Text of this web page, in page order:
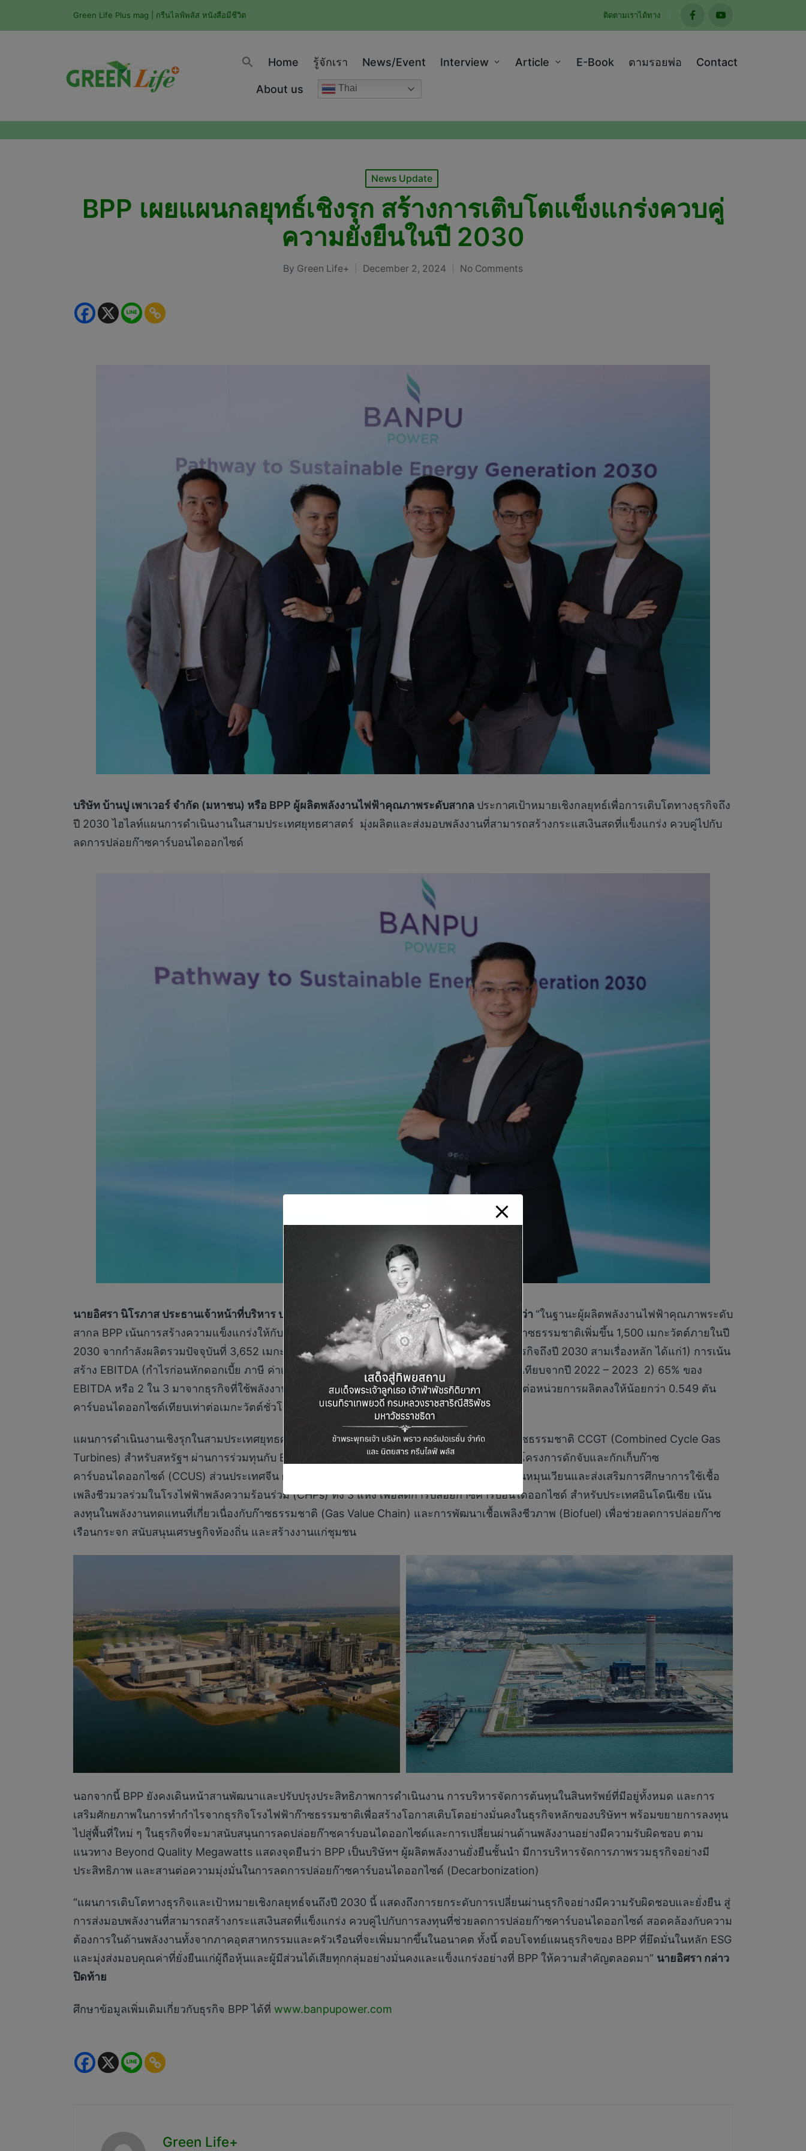
Green Life Plus mag | กรีนไลฟ์พลัส หนังสือมีชีวิต ติดตามเราได้ทาง
facebookyoutube
Home รู้จักเรา News/Event Interview Article E-Book ตามรอยพ่อ Contact
About us Thai
Posted
News Update
BPP เผยแผนกลยุทธ์เชิงรุก สร้างการเติบโตแข็งแกร่งควบคู่
ความยั่งยืนในปี 2030
Posted
By Green Life+ December 2, 2024 No Comments
บริษัท บ้านปู เพาเวอร์ จำกัด (มหาชน) หรือ BPP ผู้ผลิตพลังงานไฟฟ้าคุณภาพระดับสากล ประกาศเป้าหมายเชิงกลยุทธ์เพื่อการเติบโตทางธุรกิจถึง
ปี 2030 ไฮไลท์แผนการดำเนินงานในสามประเทศยุทธศาสตร์ มุ่งผลิตและส่งมอบพลังงานที่สามารถสร้างกระแสเงินสดที่แข็งแกร่ง ควบคู่ไปกับ
ลดการปล่อยก๊าซคาร์บอนไดออกไซด์
นายอิศรา นิโรภาส ประธานเจ้าหน้าที่บริหาร บริษัท บ้านปู เพาเวอร์ จำกัด (มหาชน) หรือ BPPกล่าวว่า “ในฐานะผู้ผลิตพลังงานไฟฟ้าคุณภาพระดับ
สากล BPP เน้นการสร้างความแข็งแกร่งให้กับสินทรัพย์ที่มีอยู่ โดยตั้งเป้าผลิตไฟฟ้าใหม่จากธุรกิจก๊าซธรรมชาติเพิ่มขึ้น 1,500 เมกะวัตต์ภายในปี
2030 จากกำลังผลิตรวมปัจจุบันที่ 3,652 เมกะวัตต์ พร้อมเป้าหมายเชิงกลยุทธ์เพื่อการเติบโตทางธุรกิจถึงปี 2030 สามเรื่องหลัก ได้แก่1) การเน้น
สร้าง EBITDA (กำไรก่อนหักดอกเบี้ย ภาษี ค่าเสื่อมราคา และค่าตัดจำหน่าย) รวมมากกว่า 1.8 เท่าเทียบจากปี 2022 – 2023 2) 65% ของ
EBITDA หรือ 2 ใน 3 มาจากธุรกิจที่ใช้พลังงานสะอาด และ 3) ตั้งเป้าลดการปล่อยก๊าซเรือนกระจกต่อหน่วยการผลิตลงให้น้อยกว่า 0.549 ตัน
คาร์บอนไดออกไซด์เทียบเท่าต่อเมกะวัตต์ชั่วโมง”
แผนการดำเนินงานเชิงรุกในสามประเทศยุทธศาสตร์สำคัญ BPP เน้นการต่อยอดธุรกิจโรงไฟฟ้าก๊าซธรรมชาติ CCGT (Combined Cycle Gas
Turbines) สำหรับสหรัฐฯ ผ่านการร่วมทุนกับ BKV ขยายการลงทุนในธุรกิจพลังงานหมุนเวียน และโครงการดักจับและกักเก็บก๊าซ
คาร์บอนไดออกไซด์ (CCUS) ส่วนประเทศจีน ผนึกกำลังกับพันธมิตร เพื่อขยายพอร์ตโฟลิโอพลังงานหมุนเวียนและส่งเสริมการศึกษาการใช้เชื้อ
เพลิงชีวมวลร่วมในโรงไฟฟ้าพลังความร้อนร่วม (CHPs) ทั้ง 3 แห่ง เพื่อลดการปล่อยก๊าซคาร์บอนไดออกไซด์ สำหรับประเทศอินโดนีเซีย เน้น
ลงทุนในพลังงานทดแทนที่เกี่ยวเนื่องกับก๊าซธรรมชาติ (Gas Value Chain) และการพัฒนาเชื้อเพลิงชีวภาพ (Biofuel) เพื่อช่วยลดการปล่อยก๊าซ
เรือนกระจก สนับสนุนเศรษฐกิจท้องถิ่น และสร้างงานแก่ชุมชน
นอกจากนี้ BPP ยังคงเดินหน้าสานพัฒนาและปรับปรุงประสิทธิภาพการดำเนินงาน การบริหารจัดการต้นทุนในสินทรัพย์ที่มีอยู่ทั้งหมด และการ
เสริมศักยภาพในการทำกำไรจากธุรกิจโรงไฟฟ้าก๊าซธรรมชาติเพื่อสร้างโอกาสเติบโตอย่างมั่นคงในธุรกิจหลักของบริษัทฯ พร้อมขยายการลงทุน
ไปสู่พื้นที่ใหม่ ๆ ในธุรกิจที่จะมาสนับสนุนการลดปล่อยก๊าซคาร์บอนไดออกไซด์และการเปลี่ยนผ่านด้านพลังงานอย่างมีความรับผิดชอบ ตาม
แนวทาง Beyond Quality Megawatts แสดงจุดยืนว่า BPP เป็นบริษัทฯ ผู้ผลิตพลังงานยั่งยืนชั้นนำ มีการบริหารจัดการภาพรวมธุรกิจอย่างมี
ประสิทธิภาพ และสานต่อความมุ่งมั่นในการลดการปล่อยก๊าซคาร์บอนไดออกไซด์ (Decarbonization)
“แผนการเติบโตทางธุรกิจและเป้าหมายเชิงกลยุทธ์จนถึงปี 2030 นี้ แสดงถึงการยกระดับการเปลี่ยนผ่านธุรกิจอย่างมีความรับผิดชอบและยั่งยืน สู่
การส่งมอบพลังงานที่สามารถสร้างกระแสเงินสดที่แข็งแกร่ง ควบคู่ไปกับการลงทุนที่ช่วยลดการปล่อยก๊าซคาร์บอนไดออกไซด์ สอดคล้องกับความ
ต้องการในด้านพลังงานทั้งจากภาคอุตสาหกรรมและครัวเรือนที่จะเพิ่มมากขึ้นในอนาคต ทั้งนี้ ตอบโจทย์แผนธุรกิจของ BPP ที่ยึดมั่นในหลัก ESG
และมุ่งส่งมอบคุณค่าที่ยั่งยืนแก่ผู้ถือหุ้นและผู้มีส่วนได้เสียทุกกลุ่มอย่างมั่นคงและแข็งแกร่งอย่างที่ BPP ให้ความสำคัญตลอดมา” นายอิศรา กล่าว
ปิดท้าย
ศึกษาข้อมูลเพิ่มเติมเกี่ยวกับธุรกิจ BPP ได้ที่ www.banpupower.com
Green Life+